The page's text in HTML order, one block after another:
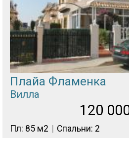
Плайа Фламенка
Вилла
120
Пл: 85 м2 Спальни: 2